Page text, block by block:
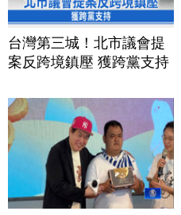
台灣第三城！北市議會提
案反跨境鎮壓 獲跨黨支持